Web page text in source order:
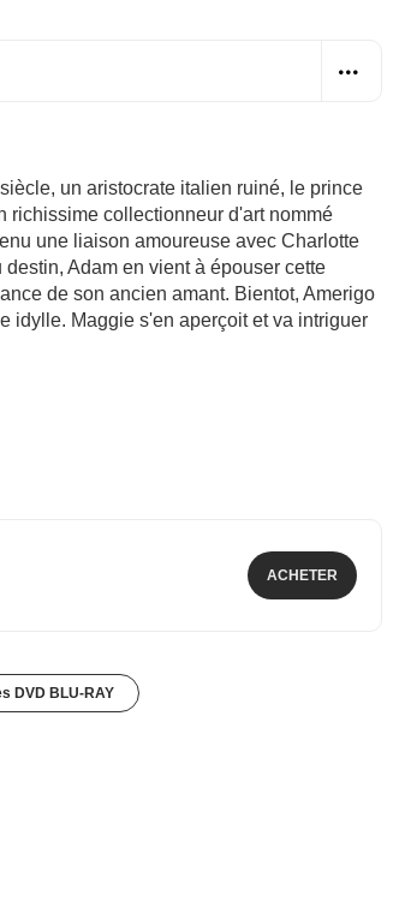
un aristocrate italien ruiné, le prince
richissime collectionneur d'art nommé
une liaison amoureuse avec Charlotte
Adam en vient à épouser cette
de son ancien amant. Bientot, Amerigo
idylle. Maggie s'en aperçoit et va intriguer
ACHETER
DVD BLU-RAY